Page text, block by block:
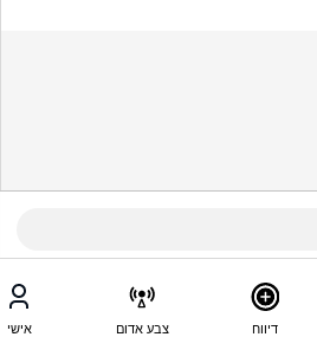
דיווח צבע אדום אישי